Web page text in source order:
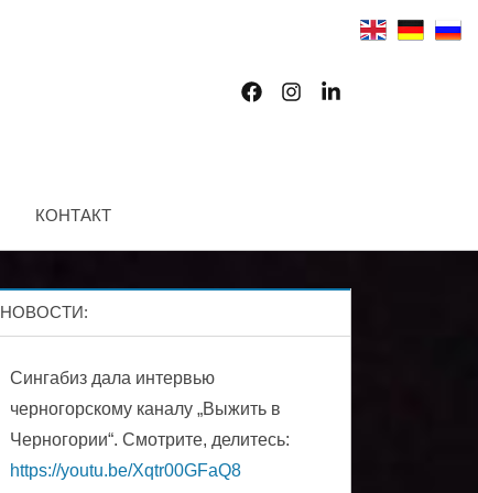
FacebookInstagramLinkedIn
КОНТАКТ
НОВОСТИ:
Сингабиз дала интервью
черногорскому каналу „Выжить в
Черногории“. Смотрите, делитесь:
https://youtu.be/Xqtr00GFaQ8